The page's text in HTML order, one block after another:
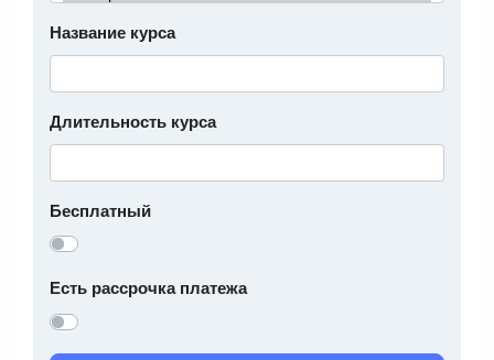
Название курса
Длительность курса
Бесплатный
Есть рассрочка платежа